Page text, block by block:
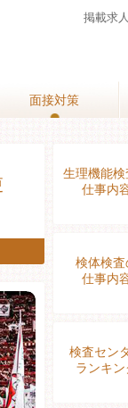
掲載求
面接対策
面接対策
生理機能検
仕事内
検体検査
仕事内
検査セン
ランキン